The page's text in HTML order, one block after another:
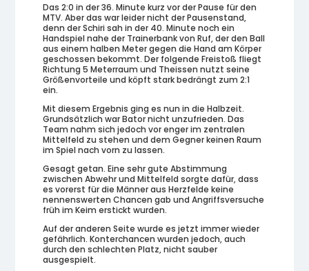
Das 2:0 in der 36. Minute kurz vor der Pause für den
MTV. Aber das war leider nicht der Pausenstand,
denn der Schiri sah in der 40. Minute noch ein
Handspiel nahe der Trainerbank von Ruf, der den Ball
aus einem halben Meter gegen die Hand am Körper
geschossen bekommt. Der folgende Freistoß fliegt
Richtung 5 Meterraum und Theissen nutzt seine
Größenvorteile und köpft stark bedrängt zum 2:1
ein.
Mit diesem Ergebnis ging es nun in die Halbzeit.
Grundsätzlich war Bator nicht unzufrieden. Das
Team nahm sich jedoch vor enger im zentralen
Mittelfeld zu stehen und dem Gegner keinen Raum
im Spiel nach vorn zu lassen.
Gesagt getan. Eine sehr gute Abstimmung
zwischen Abwehr und Mittelfeld sorgte dafür, dass
es vorerst für die Männer aus Herzfelde keine
nennenswerten Chancen gab und Angriffsversuche
früh im Keim erstickt wurden.
Auf der anderen Seite wurde es jetzt immer wieder
gefährlich. Konterchancen wurden jedoch, auch
durch den schlechten Platz, nicht sauber
ausgespielt.